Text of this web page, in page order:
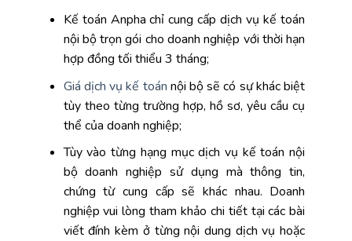
Kế toán Anpha chỉ cung cấp dịch vụ kế toán
nội bộ trọn gói cho doanh nghiệp với thời hạn
hợp đồng tối thiểu 3 tháng;
Giá dịch vụ kế toán nội bộ sẽ có sự khác biệt
tùy theo từng trường hợp, hồ sơ, yêu cầu cụ
thể của doanh nghiệp;
Tùy vào từng hạng mục dịch vụ kế toán nội
bộ doanh nghiệp sử dụng mà thông tin,
chứng từ cung cấp sẽ khác nhau. Doanh
nghiệp vui lòng tham khảo chi tiết tại các bài
viết đính kèm ở từng nội dung dịch vụ hoặc